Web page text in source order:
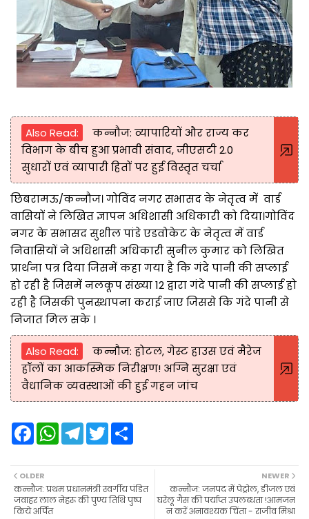
Also Read:
कन्नौज: व्यापारियों और राज्य कर
विभाग के बीच हुआ प्रभावी संवाद, जीएसटी 2.0
सुधारों एवं व्यापारी हितों पर हुई विस्तृत चर्चा
छिबरामऊ/कन्नौज। गोविंद नगर सभासद के नेतृत्व में वार्ड
वासियों ने लिखित ज्ञापन अधिशासी अधिकारी को दिया।गोविंद
नगर के सभासद सुशील पांडे एडवोकेट के नेतृत्व में वार्ड
निवासियों ने अधिशासी अधिकारी सुनील कुमार को लिखित
प्रार्थना पत्र दिया जिसमें कहा गया है कि गंदे पानी की सप्लाई
हो रही है जिसमें नलकूप संख्या 12 द्वारा गंदे पानी की सप्लाई हो
रही है जिसकी पुनस्र्थापना कराई जाए जिससे कि गंदे पानी से
निजात मिल सके ।
Also Read:
कन्नौज: होटल, गेस्ट हाउस एवं मैरेज
हॉलों का आकस्मिक निरीक्षण! अग्नि सुरक्षा एवं
वैधानिक व्यवस्थाओं की हुई गहन जांच
F
a
b
o
o
k
W
A
p
p
T
e
r
a
m
T
w
e
r
NEWER
कन्नौज: जनपद में पेट्रोल, डीजल एवं
घरेलू गैस की पर्याप्त उपलब्धता !आमजन
न करें अनावश्यक चिंता - राजीव मिश्रा
OLDER
कन्नौज: प्रथम प्रधानमंत्री स्वर्गीय पंडित
जवाहर लाल नेहरू की पुण्य तिथि पुष्प
किये अर्पित